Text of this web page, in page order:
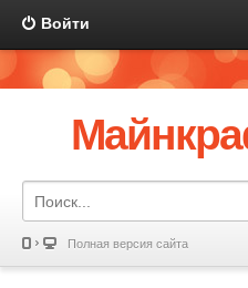
Войти
Полная версия сайта